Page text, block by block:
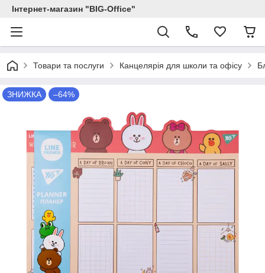
Інтернет-магазин "BIG-Office"
Товари та послуги Канцелярія для школи та офісу
ЗНИЖКА –64%